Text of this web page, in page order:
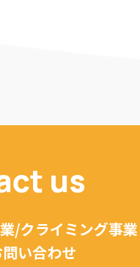
us
/クライミング事業
い合わせ